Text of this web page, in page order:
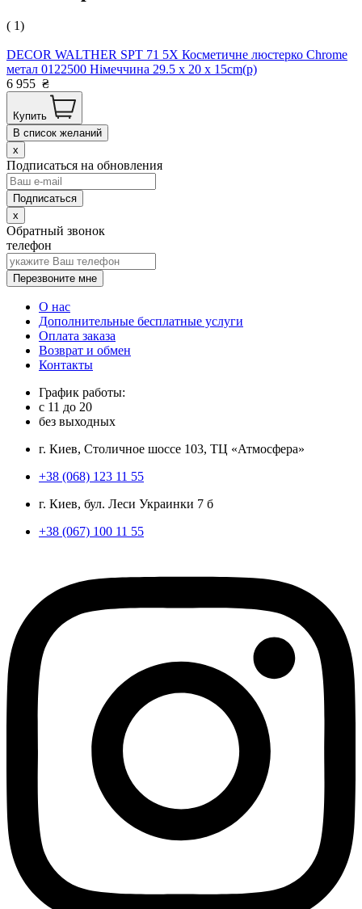
( 1)
DECOR WALTHER SPT 71 5X Косметичне люстерко Chrome
метал 0122500 Німеччина 29.5 x 20 x 15cm(р)
6 955 ₴
Купить
В список желаний
x
Подписаться на обновления
x
Обратный звонок
телефон
Перезвоните мне
О нас
Дополнительные бесплатные услуги
Оплата заказа
Возврат и обмен
Контакты
График работы:
с 11 до 20
без выходных
г. Киев, Столичное шоссе 103, ТЦ «Атмосфера»
+38 (068) 123 11 55
г. Киев, бул. Леси Украинки 7 б
+38 (067) 100 11 55